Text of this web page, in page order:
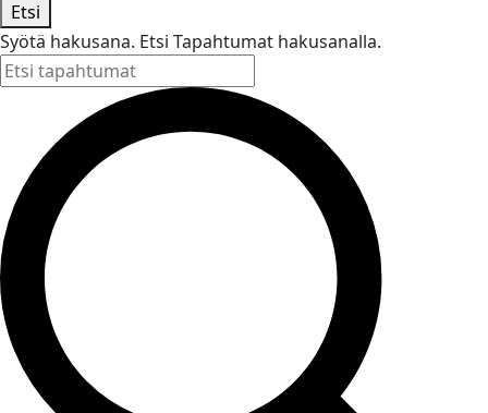
Etsi
Syötä hakusana. Etsi Tapahtumat hakusanalla.